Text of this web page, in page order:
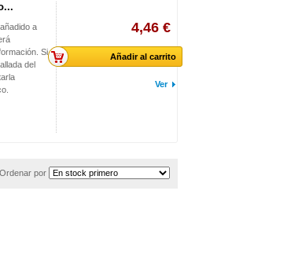
a
Si
del
4,46 €
Añadir al carrito
Ver
Ordenar por